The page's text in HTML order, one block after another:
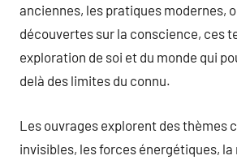
anciennes, les pratiques modernes,
découvertes sur la conscience, ces
exploration de soi et du monde qui
delà des limites du connu.
Les ouvrages explorent des thèmes
invisibles, les forces énergétiques, la